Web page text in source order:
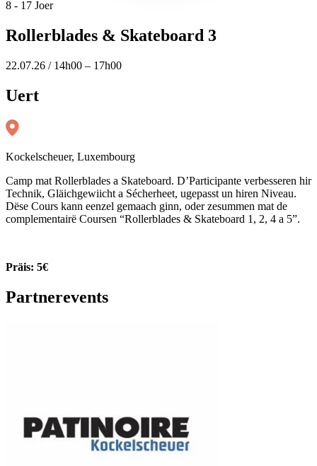
8 - 17 Joer
Rollerblades & Skateboard 3
22.07.26 / 14h00 – 17h00
Uert
Kockelscheuer, Luxembourg
Camp mat Rollerblades a Skateboard. D’Participante verbesseren hir
Technik, Gläichgewiicht a Sécherheet, ugepasst un hiren Niveau.
Dëse Cours kann eenzel gemaach ginn, oder zesummen mat de
complementairë Coursen “Rollerblades & Skateboard 1, 2, 4 a 5”.
Präis: 5€
Partnerevents